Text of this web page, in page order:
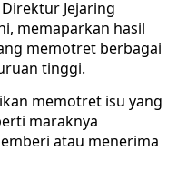
Jejaring
memaparkan hasil
memotret berbagai
tinggi.
memotret isu yang
maraknya
atau menerima